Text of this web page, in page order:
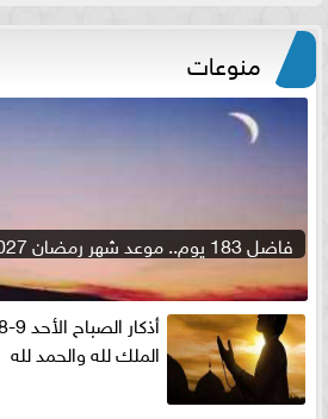
منوعات
فاضل 183 يوم.. موعد شهر رمضان 2027 وأول أيامه فلكياً
الملك لله والحمد لله